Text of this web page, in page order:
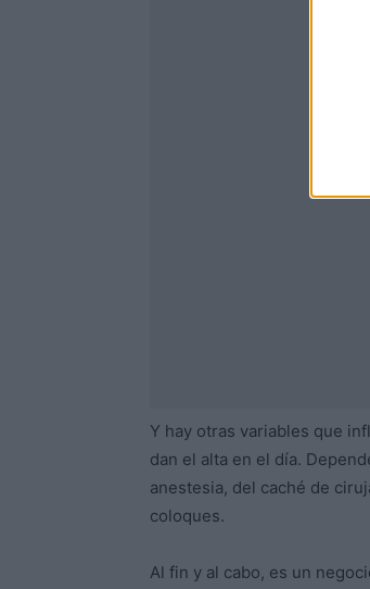
Y hay otras variables que
dan el alta en el día.
anestesia, del caché de
coloques.
Al fin y al cabo, es un